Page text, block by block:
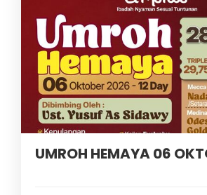
UMROH HEMAYA 06